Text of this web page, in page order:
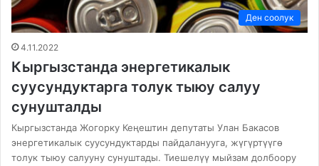
Ден соолук
4.11.2022
Кыргызстанда энергетикалык
суусундуктарга толук тыюу салуу
сунушталды
Кыргызстанда Жогорку Кеңештин депутаты Улан Бакасов
энергетикалык суусундуктарды пайдаланууга, жүгүртүүгө
толук тыюу салууну сунуштады. Тиешелүү мыйзам долбоору